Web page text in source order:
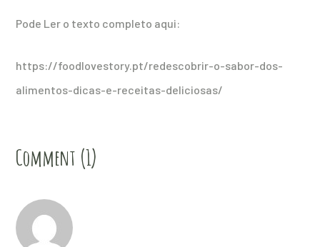
Pode Ler o texto completo aqui:
https://foodlovestory.pt/redescobrir-o-sabor-dos-
alimentos-dicas-e-receitas-deliciosas/
Comment (1)